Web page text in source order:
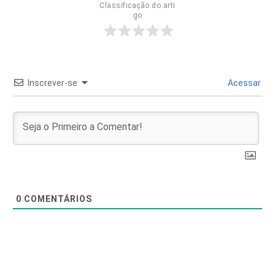
Classificação do arti
go
Inscrever-se Acessar
0 COMENTÁRIOS